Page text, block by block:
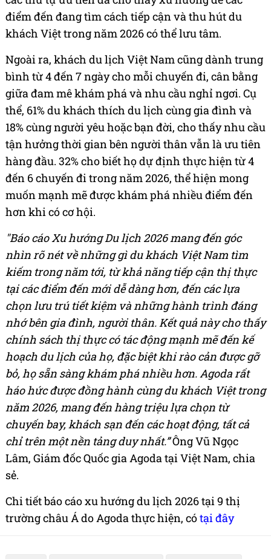
điểm đến đang tìm cách tiếp cận và thu hút du
khách Việt trong năm 2026 có thể lưu tâm.
Ngoài ra, khách du lịch Việt Nam cũng dành trung
bình từ 4 đến 7 ngày cho mỗi chuyến đi, cân bằng
giữa đam mê khám phá và nhu cầu nghỉ ngơi. Cụ
thể, 61% du khách thích du lịch cùng gia đình và
18% cùng người yêu hoặc bạn đời, cho thấy nhu cầu
tận hưởng thời gian bên người thân vẫn là ưu tiên
hàng đầu. 32% cho biết họ dự định thực hiện từ 4
đến 6 chuyến đi trong năm 2026, thể hiện mong
muốn mạnh mẽ được khám phá nhiều điểm đến
hơn khi có cơ hội.
"Báo cáo Xu hướng Du lịch 2026 mang đến góc
nhìn rõ nét về những gì du khách Việt Nam tìm
kiếm trong năm tới, từ khả năng tiếp cận thị thực
tại các điểm đến mới dễ dàng hơn, đến các lựa
chọn lưu trú tiết kiệm và những hành trình đáng
nhớ bên gia đình, người thân.Kết quả này cho thấy
chính sách thị thực có tác động mạnh mẽ đến kế
hoạch du lịch của họ, đặc biệt khi rào cản được gỡ
bỏ, họ sẵn sàng khám phá nhiều hơn. Agoda rất
háo hức được đồng hành cùng du khách Việt trong
năm 2026, mang đến hàng triệu lựa chọn từ
chuyến bay, khách sạn đến các hoạt động, tất cả
chỉ trên một nền tảng duy nhất.”Ông Vũ Ngọc
Lâm, Giám đốc Quốc gia Agoda tại Việt Nam, chia
sẻ.
Chi tiết báo cáo xu hướng du lịch 2026 tại 9 thị
trường châu Á do Agoda thực hiện, cótại đây